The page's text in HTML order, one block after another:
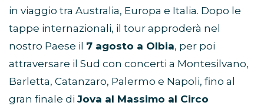
in viaggio tra Australia, Europa e Italia. Dopo le
tappe internazionali, il tour approderà nel
nostro Paese il 7 agosto a Olbia, per poi
attraversare il Sud con concerti a Montesilvano,
Barletta, Catanzaro, Palermo e Napoli, fino al
gran finale di Jova al Massimo al Circo